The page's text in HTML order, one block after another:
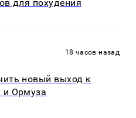
для похудения
18 часов назад
новый выход к
и Ормуза